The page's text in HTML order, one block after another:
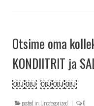
Otsime oma
KONDIITRIT ja
￼￼ ￼￼￼
posted in:Uncategorized | 0